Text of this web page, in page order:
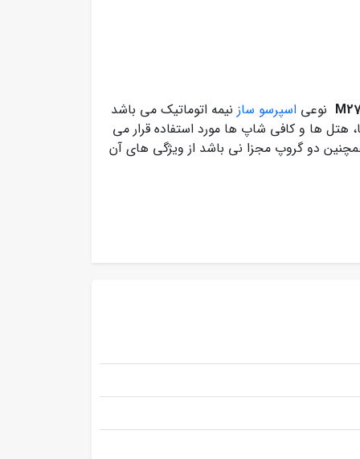
نوعی اسپرسو ساز نیمه اتوماتیک می باشد
ها و کافی شاپ ها مورد استفاده قرار می
دو گروپ مجزا نی باشد از ویژگی های آن